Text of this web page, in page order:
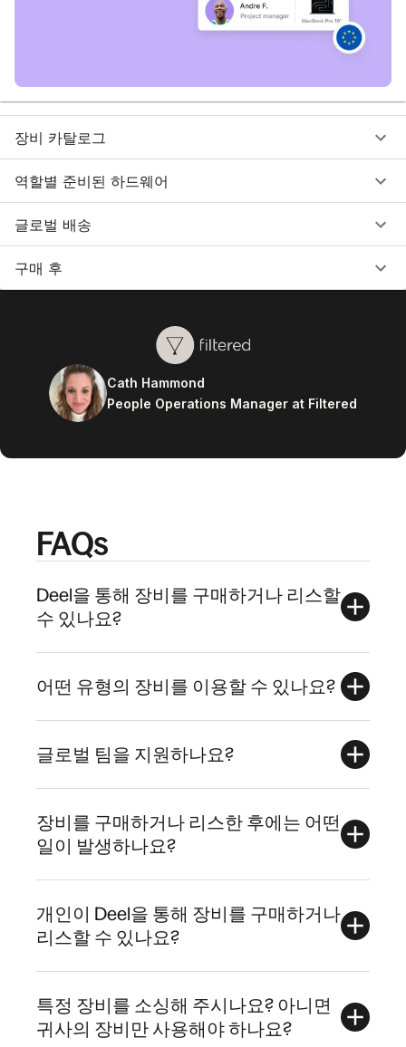
장비 카탈로그
역할별 준비된 하드웨어
글로벌 배송
구매 후
Cath Hammond
People Operations Manager at Filtered
FAQs
Deel을 통해 장비를 구매하거나 리스할
수 있나요?
어떤 유형의 장비를 이용할 수 있나요?
글로벌 팀을 지원하나요?
장비를 구매하거나 리스한 후에는 어떤
일이 발생하나요?
개인이 Deel을 통해 장비를 구매하거나
리스할 수 있나요?
특정 장비를 소싱해 주시나요? 아니면
귀사의 장비만 사용해야 하나요?